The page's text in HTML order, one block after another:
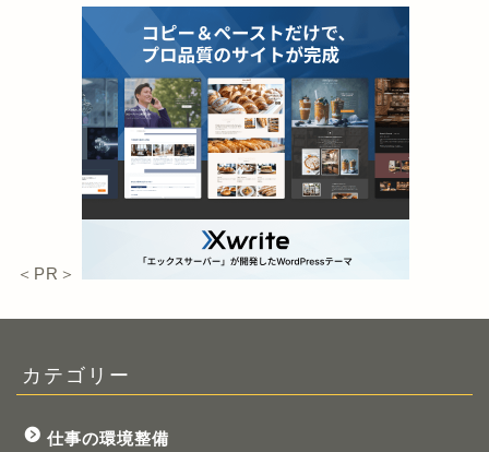
＜PR＞
カテゴリー
仕事の環境整備